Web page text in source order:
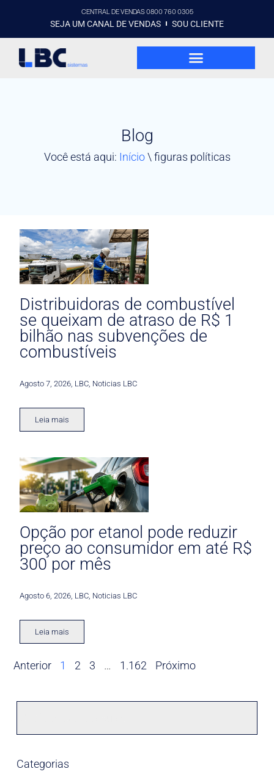
CENTRAL DE VENDAS 0800 760 0305
SEJA UM CANAL DE VENDAS SOU CLIENTE
Blog
Você está aqui: Início\ figuras políticas
Distribuidoras de combustível
se queixam de atraso de R$ 1
bilhão nas subvenções de
combustíveis
Agosto 7, 2026 LBC Noticias LBC
Leia mais
Opção por etanol pode reduzir
preço ao consumidor em até R$
300 por mês
Agosto 6, 2026 LBC Noticias LBC
Leia mais
Anterior 1 2 3 … 1.162 Próximo
Categorias